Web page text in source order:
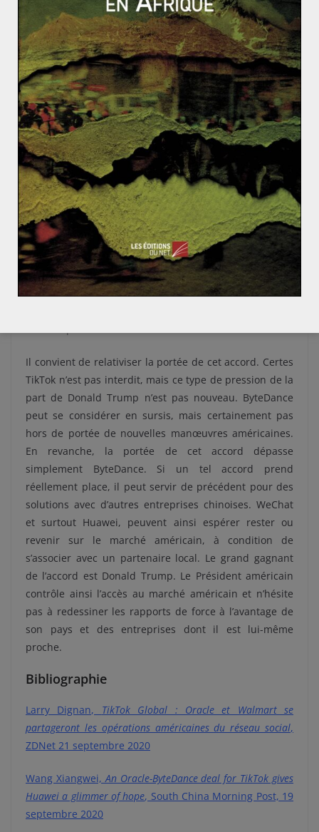
l’application chinoise.
Un accord sur TikTok
Deux entreprises américaines se sont proposées
comme partenaires de ByteDance : Microsoft et Oracle.
ByteDance a refusé l’offre de Microsoft qui impliquait
de donner accès au code source de TikTok. Le
gouvernement américain avait prévu de mettre en
place les mesures d’interdiction de TikTok le 20
septembre. Mais le 19 septembre, Donald Trump a
validé undealproposé par Oracle. Oracle est une
société américaine, leader sur les solutions de base de
données. Le dirigeant de la société est par ailleurs un
proche de Trump. On ne sait pas si Oracle aura accès
au code source de TikTok. La société américaine
stockera l’application sur son cloud, garantissant une
Il convient de relativiser la portée de cet accord. Certes
TikTok n’est pas interdit, mais ce type de pression de la
part de Donald Trump n’est pas nouveau. ByteDance
peut se considérer en sursis, mais certainement pas
hors de portée de nouvelles manœuvres américaines.
En revanche, la portée de cet accord dépasse
simplement ByteDance. Si un tel accord prend
réellement place, il peut servir de précédent pour des
solutions avec d’autres entreprises chinoises. WeChat
et surtout Huawei, peuvent ainsi espérer rester ou
revenir sur le marché américain, à condition de
s’associer avec un partenaire local. Le grand gagnant
de l’accord est Donald Trump. Le Président américain
contrôle ainsi l’accès au marché américain et n’hésite
pas à redessiner les rapports de force à l’avantage de
son pays et des entreprises dont il est lui-même
proche.
Bibliographie
Larry Dignan, TikTok Global : Oracle et Walmart se
partageront les opérations américaines du réseau social,
ZDNet 21 septembre 2020
Wang Xiangwei, An Oracle-ByteDance deal for TikTok gives
Huawei a glimmer of hope, South China Morning Post, 19
septembre 2020